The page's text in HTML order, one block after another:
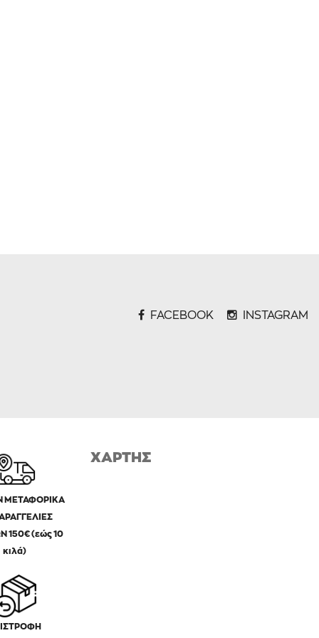
FACEBOOK INSTAGRAM
ΜΕΤΑΦΟΡΙΚΑ
150€ (εώς 10
κιλά)
ΧΑΡΤΗΣ